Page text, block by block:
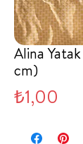
Alina
cm)
₺1,00